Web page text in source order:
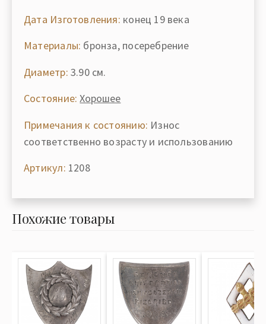
Дата Изготовления: конец 19 века
Материалы: бронза, посеребрение
Диаметр: 3.90 см.
Состояние: Хорошее
Примечания к состоянию: Износ
соответственно возрасту и использованию
Артикул: 1208
Похожие товары